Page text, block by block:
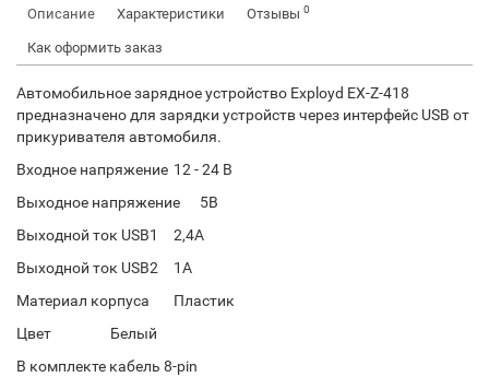
Описание Характеристики Отзывы 0
Как оформить заказ
Автомобильное зарядное устройство Exployd EX-Z-418
предназначено для зарядки устройств через интерфейс USB от
прикуривателя автомобиля.
Входное напряжение 12 - 24 В
Выходное напряжение
5В
Выходной ток USB1
2,4А
Выходной ток USB2
1А
Материал корпуса
Пластик
Цвет Белый
В комплекте кабель 8-pin